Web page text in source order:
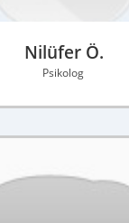
Nilüfer Ö.
Psikolog